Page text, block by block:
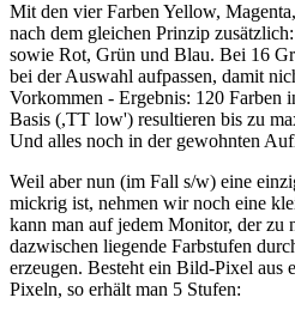
Mit den vier Farben Yellow,
nach dem gleichen Prinzip
sowie Rot, Grün und Blau. Bei 16
bei der Auswahl aufpassen, damit
Vorkommen - Ergebnis: 120 Farben
Basis (,TT low') resultieren bis zu
Und alles noch in der gewohnten
Weil aber nun (im Fall s/w) eine
mickrig ist, nehmen wir noch eine
kann man auf jedem Monitor, der zu
dazwischen liegende Farbstufen
erzeugen. Besteht ein Bild-Pixel
Pixeln, so erhält man 5 Stufen: